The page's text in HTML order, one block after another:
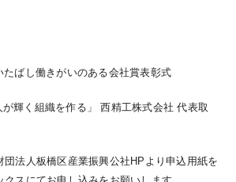
ばし働きがいのある会社賞表彰式
輝く組織を作る」 西精工株式会社 代表取
団法人板橋区産業振興公社HPより申込用紙を